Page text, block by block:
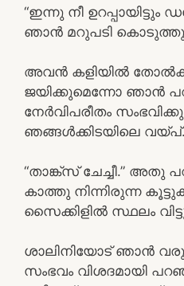
“ഇന്നു നീ ഉറപ്പായിട്ടും
ഞാൻ മറുപടി
അവൻ കളിയിൽ
ജയിക്കുമെന്നോ ഞാൻ
നേർവിപരീതം
ഞങ്ങൾക്കിടയിലെ വയ്പ്.
“താങ്ക്സ് ചേച്ചീ.”
കാത്തു നിന്നിരുന്ന
സൈക്കിളിൽ സ്ഥലം
ശാലിനിയോട് ഞാൻ
സംഭവം വിശദമായി